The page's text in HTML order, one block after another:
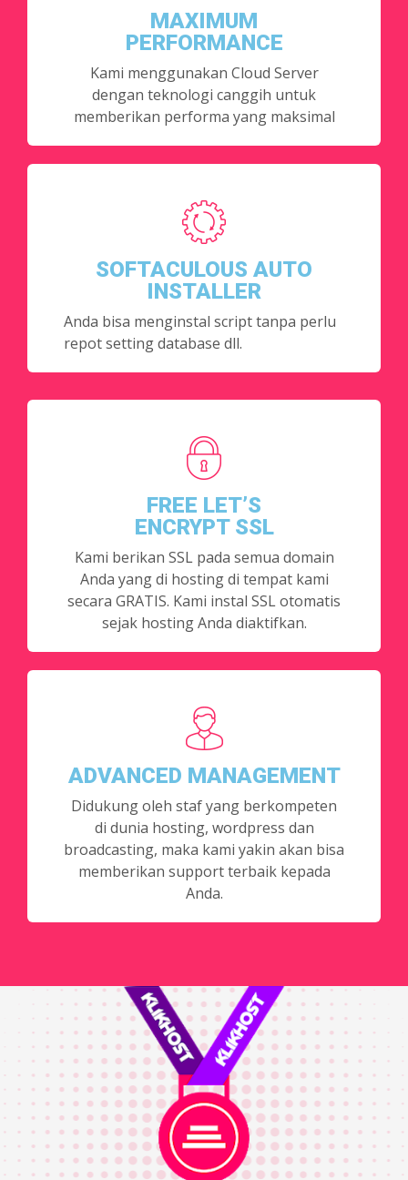
MAXIMUM
PERFORMANCE
Kami menggunakan Cloud Server
dengan teknologi canggih untuk
memberikan performa yang maksimal
SOFTACULOUS AUTO
INSTALLER
Anda bisa menginstal script tanpa perlu
repot setting database dll.
FREE LET’S
ENCRYPT SSL
Kami berikan SSL pada semua domain
Anda yang di hosting di tempat kami
secara GRATIS. Kami instal SSL otomatis
sejak hosting Anda diaktifkan.
ADVANCED MANAGEMENT
Didukung oleh staf yang berkompeten
di dunia hosting, wordpress dan
broadcasting, maka kami yakin akan bisa
memberikan support terbaik kepada
Anda.